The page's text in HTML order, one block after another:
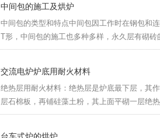
中间包的施工及烘炉
中间包的类型和特点中间包因工作时在钢包和
T形，中间包的施工也多种多样，永久层有砌砖
交流电炉炉底用耐火材料
绝热层用耐火材料：绝热层是炉底最下层，其
层石棉板，再铺硅藻土粉，其上面平砌一层绝